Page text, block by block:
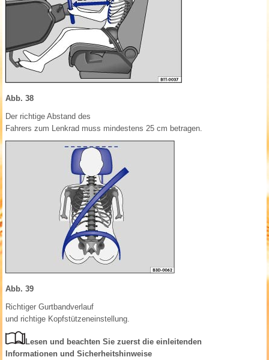
Abb. 38
Der richtige Abstand des
Fahrers zum Lenkrad muss mindestens 25 cm betragen.
Abb. 39
Richtiger Gurtbandverlauf
und richtige Kopfstützeneinstellung.
Lesen und beachten Sie zuerst die einleitenden
Informationen und Sicherheitshinweise